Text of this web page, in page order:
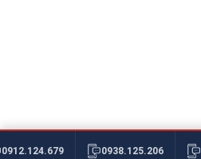
0912.124.679 0938.125.206